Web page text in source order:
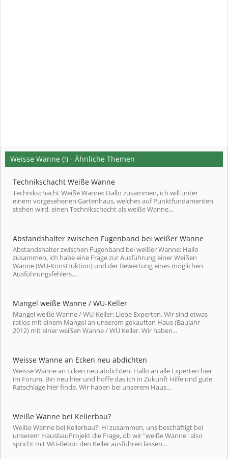
Weisse Wanne (!) - Ähnliche Themen
Technikschacht Weiße Wanne
Technikschacht Weiße Wanne: Hallo zusammen, ich will unter
einem vorgesehenen Gartenhaus, welches auf Punktfundamenten
stehen wird, einen Technikschacht als weiße Wanne...
Abstandshalter zwischen Fugenband bei weißer Wanne
Abstandshalter zwischen Fugenband bei weißer Wanne: Hallo
zusammen, ich habe eine Frage zur Ausführung einer Weißen
Wanne (WU-Konstruktion) und der Bewertung eines möglichen
Ausführungsfehlers....
Mangel weiße Wanne / WU-Keller
Mangel weiße Wanne / WU-Keller: Liebe Experten, Wir sind etwas
ratlos mit einem Mangel an unserem gekauften Haus (Baujahr
2012) mit einer weißen Wanne / WU Keller. Wir haben...
Weisse Wanne an Ecken neu abdichten
Weisse Wanne an Ecken neu abdichten: Hallo an alle Experten hier
im Forum. Bin neu hier und hoffe das ich in Zukunft Hilfe und gute
Ratschläge hier finde. Wir haben bei unserem Haus...
Weiße Wanne bei Kellerbau?
Weiße Wanne bei Kellerbau?: Hi zusammen, uns beschäftigt bei
unserem HausbauProjekt die Frage, ob wir "weiße Wanne" also
spricht mit WU-Beton den Keller ausführen lassen...